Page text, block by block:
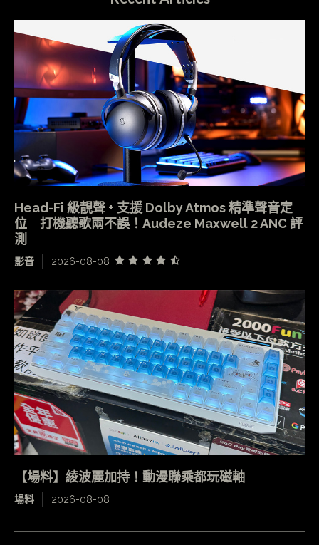
Head-Fi 級靚聲 + 支援 Dolby Atmos 精準聲音定
位 打機聽歌兩不誤！Audeze Maxwell 2 ANC 評
測
影音 2026-08-08
【場料】綾波麗加持！動漫聯乘都玩磁軸
場料 2026-08-08